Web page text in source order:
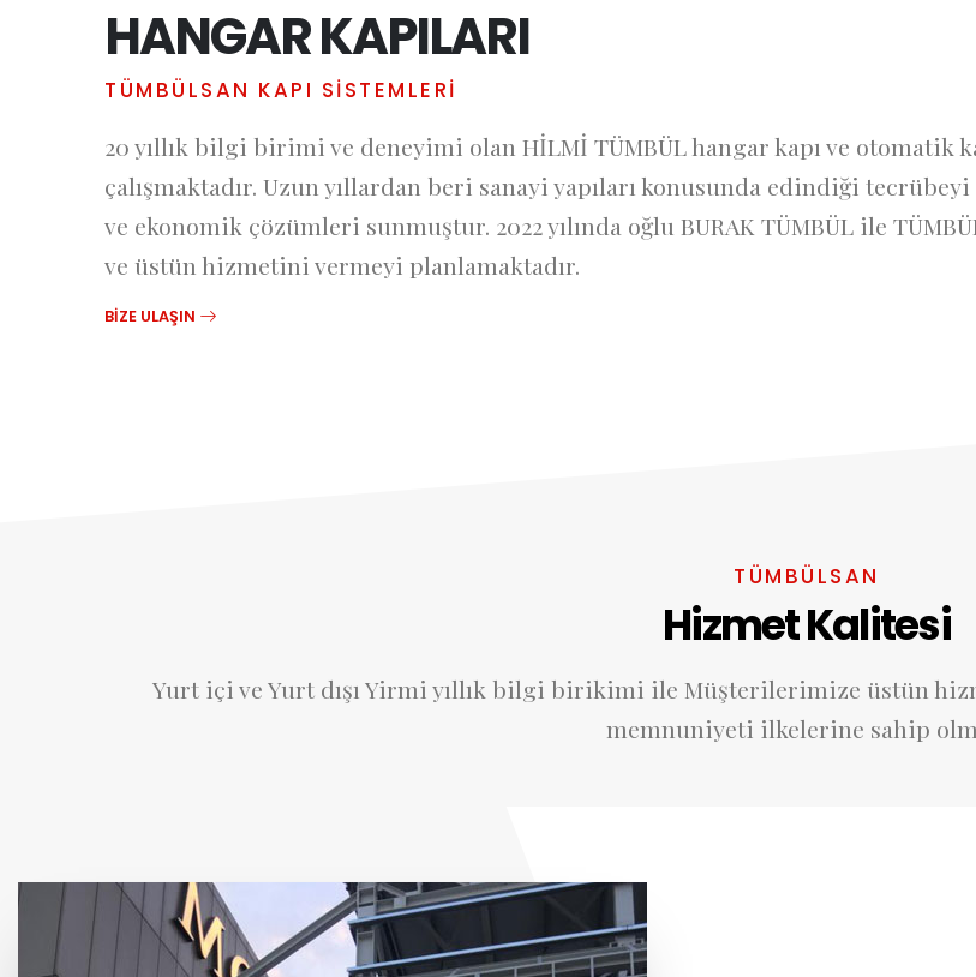
HANGAR KAPILARI
TÜMBÜLSAN KAPI SİSTEMLERİ
20 yıllık bilgi birimi ve deneyimi olan HİLMİ TÜMBÜL hangar kapı ve otomatik
çalışmaktadır. Uzun yıllardan beri sanayi yapıları konusunda edindiği
ve ekonomik çözümleri sunmuştur. 2022 yılında oğlu BURAK TÜMBÜL ile
ve üstün hizmetini vermeyi planlamaktadır.
BİZE ULAŞIN
TÜMBÜLSAN
Hizmet Kalitesi
Yurt içi ve Yurt dışı Yirmi yıllık bilgi birikimi ile Müşterilerimize üstün
memnuniyeti ilkelerine sahip